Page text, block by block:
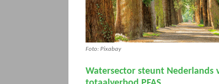
Foto: Pixabay
Watersector steunt Nederlands